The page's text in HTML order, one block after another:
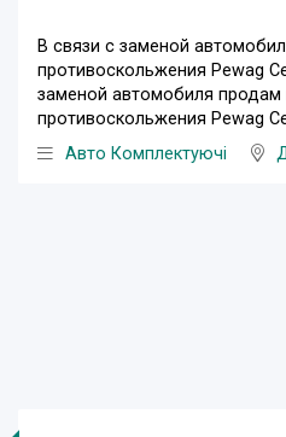
В связи с заменой
противоскольжения Pewag
заменой автомобиля
противоскольжения Pewag
Авто Комплектуючі